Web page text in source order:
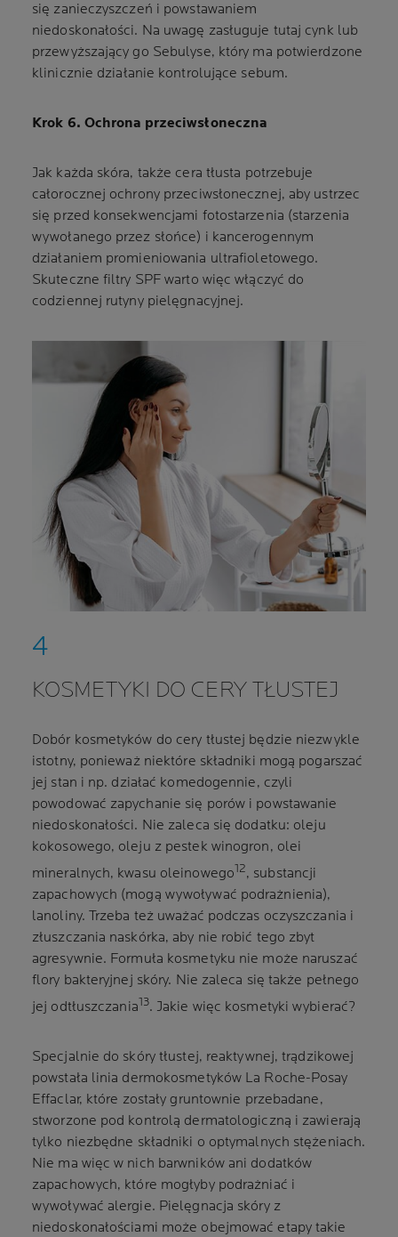
się zanieczyszczeń i powstawaniem
niedoskonałości. Na uwagę zasługuje tutaj cynk lub
przewyższający go Sebulyse, który ma potwierdzone
klinicznie działanie kontrolujące sebum.
Krok 6. Ochrona przeciwsłoneczna
Jak każda skóra, także cera tłusta potrzebuje
całorocznej ochrony przeciwsłonecznej, aby ustrzec
się przed konsekwencjami fotostarzenia (starzenia
wywołanego przez słońce) i kancerogennym
działaniem promieniowania ultrafioletowego.
Skuteczne filtry SPF warto więc włączyć do
codziennej rutyny pielęgnacyjnej.
KOSMETYKI DO CERY TŁUSTEJ
Dobór kosmetyków do cery tłustej będzie niezwykle
istotny, ponieważ niektóre składniki mogą pogarszać
jej stan i np. działać komedogennie, czyli
powodować zapychanie się porów i powstawanie
niedoskonałości. Nie zaleca się dodatku: oleju
kokosowego, oleju z pestek winogron, olei
mineralnych, kwasu oleinowego12, substancji
zapachowych (mogą wywoływać podrażnienia),
lanoliny. Trzeba też uważać podczas oczyszczania i
złuszczania naskórka, aby nie robić tego zbyt
agresywnie. Formuła kosmetyku nie może naruszać
flory bakteryjnej skóry. Nie zaleca się także pełnego
jej odtłuszczania13. Jakie więc kosmetyki wybierać?
Specjalnie do skóry tłustej, reaktywnej, trądzikowej
powstała linia dermokosmetyków La Roche-Posay
Effaclar, które zostały gruntownie przebadane,
stworzone pod kontrolą dermatologiczną i zawierają
tylko niezbędne składniki o optymalnych stężeniach.
Nie ma więc w nich barwników ani dodatków
zapachowych, które mogłyby podrażniać i
wywoływać alergie. Pielęgnacja skóry z
niedoskonałościami może obejmować etapy takie